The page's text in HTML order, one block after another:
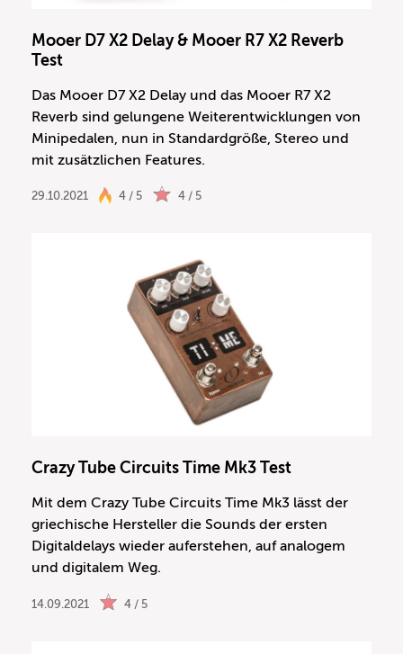
Mooer D7 X2 Delay & Mooer R7 X2 Reverb
Test
Das Mooer D7 X2 Delay und das Mooer R7 X2
Reverb sind gelungene Weiterentwicklungen von
Minipedalen, nun in Standardgröße, Stereo und
mit zusätzlichen Features.
29.10.2021 4 / 5 4 / 5
Crazy Tube Circuits Time Mk3 Test
Mit dem Crazy Tube Circuits Time Mk3 lässt der
griechische Hersteller die Sounds der ersten
Digitaldelays wieder auferstehen, auf analogem
und digitalem Weg.
14.09.2021 4 / 5